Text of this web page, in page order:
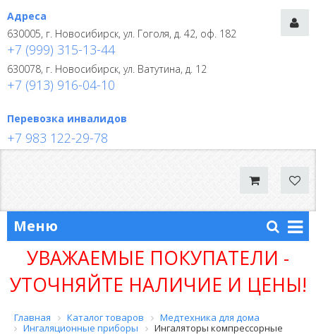
Адреса
630005, г. Новосибирск, ул. Гоголя, д. 42, оф. 182
+7 (999) 315-13-44
630078, г. Новосибирск, ул. Ватутина, д. 12
+7 (913) 916-04-10
Перевозка инвалидов
+7 983 122-29-78
Меню
УВАЖАЕМЫЕ ПОКУПАТЕЛИ -
УТОЧНЯЙТЕ НАЛИЧИЕ И ЦЕНЫ!
Главная Каталог товаров
Медтехника для дома
Ингаляционные приборы
Ингаляторы компрессорные